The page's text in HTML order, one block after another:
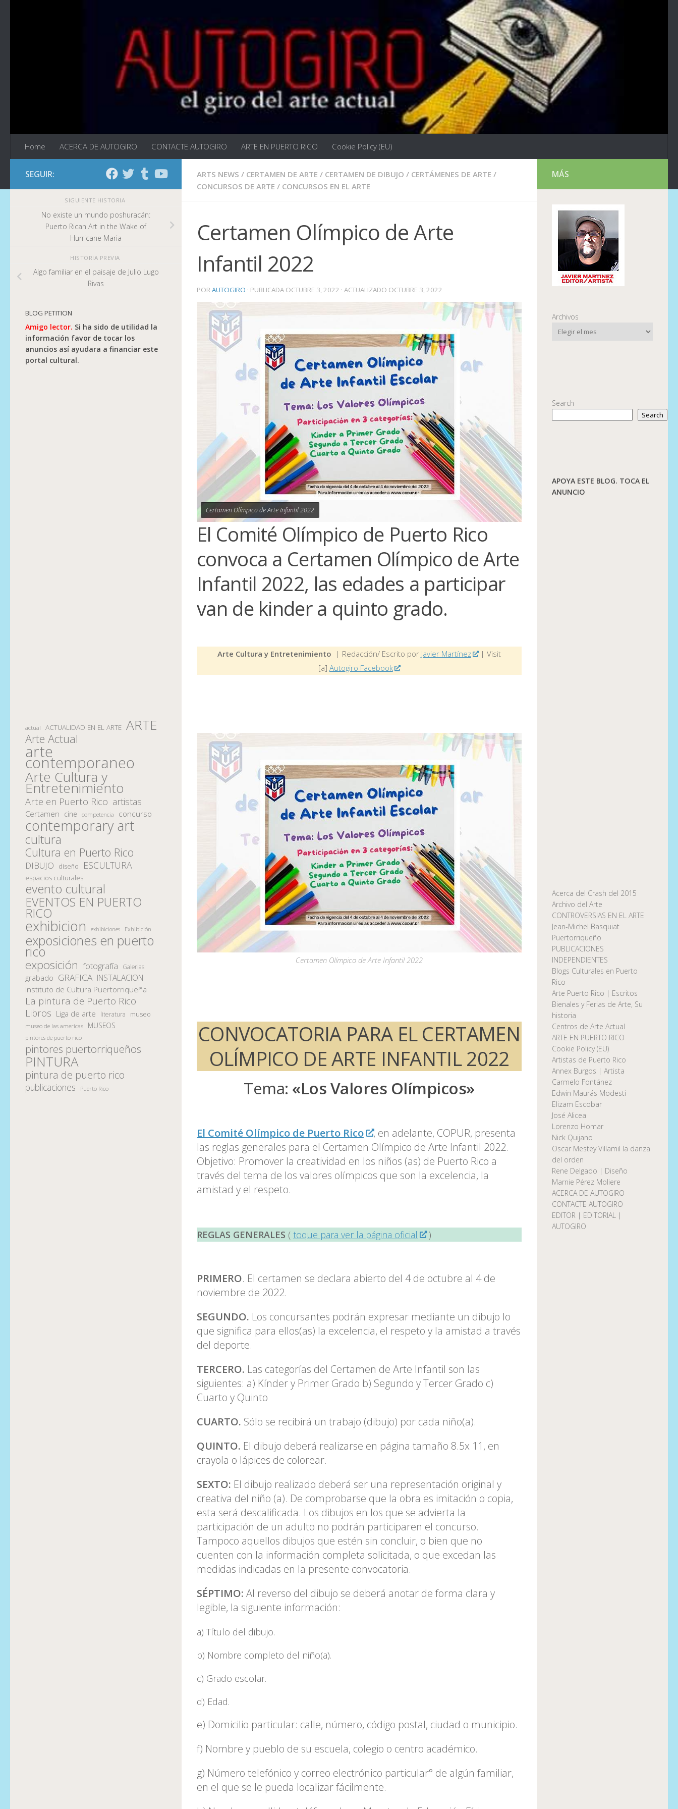
Home ACERCA DE AUTOGIRO CONTACTE AUTOGIRO ARTE EN PUERTO RICO Cookie Policy (EU)
ARTS NEWS / CERTAMEN DE ARTE / CERTAMEN DE DIBUJO / CERTÁMENES DE ARTE /
CONCURSOS DE ARTE / CONCURSOS EN EL ARTE
Certamen Olímpico de Arte
Infantil 2022
PORAUTOGIRO · PUBLICADA OCTUBRE 3, 2022 · ACTUALIZADO OCTUBRE 3, 2022
Certamen Olímpico de Arte Infantil 2022
El Comité Olímpico de Puerto Rico
convoca a Certamen Olímpico de Arte
Infantil 2022, las edades a participar
van de kinder a quinto grado.
Arte Cultura y Entretenimiento | Redacción/ Escrito por Javier Martínez
| Visit
[a] Autogiro Facebook
Certamen Olímpico de Arte Infantil 2022
CONVOCATORIA PARA EL CERTAMEN
OLÍMPICO DE ARTE INFANTIL 2022
Tema: «Los Valores Olímpicos»
El Comité Olímpico de Puerto Rico
, en adelante, COPUR, presenta
las reglas generales para el Certamen Olímpico de Arte Infantil 2022.
Objetivo: Promover la creatividad en los niños (as) de Puerto Rico a
través del tema de los valores olímpicos que son la excelencia, la
amistad y el respeto.
REGLAS GENERALES ( toque para ver la página oficial )
PRIMERO. El certamen se declara abierto del 4 de octubre al 4 de
noviembre de 2022.
SEGUNDO. Los concursantes podrán expresar mediante un dibujo lo
que significa para ellos(as) la excelencia, el respeto y la amistad a través
del deporte.
TERCERO. Las categorías del Certamen de Arte Infantil son las
siguientes: a) Kínder y Primer Grado b) Segundo y Tercer Grado c)
Cuarto y Quinto
CUARTO. Sólo se recibirá un trabajo (dibujo) por cada niño(a).
QUINTO. El dibujo deberá realizarse en página tamaño 8.5x 11, en
crayola o lápices de colorear.
SEXTO: El dibujo realizado deberá ser una representación original y
creativa del niño (a). De comprobarse que la obra es imitación o copia,
esta será descalificada. Los dibujos en los que se advierta la
participación de un adulto no podrán participaren el concurso.
Tampoco aquellos dibujos que estén sin concluir, o bien que no
cuenten con la información completa solicitada, o que excedan las
medidas indicadas en la presente convocatoria.
SÉPTIMO: Al reverso del dibujo se deberá anotar de forma clara y
legible, la siguiente información:
a) Título del dibujo.
b) Nombre completo del niño(a).
c) Grado escolar.
d) Edad.
e) Domicilio particular: calle, número, código postal, ciudad o municipio.
f) Nombre y pueblo de su escuela, colegio o centro académico.
g) Número telefónico y correo electrónico particular° de algún familiar,
en el que se le pueda localizar fácilmente.
SEGUIR:
SIGUIENTE HISTORIA
No existe un mundo poshuracán:
Puerto Rican Art in the Wake of
Hurricane Maria
HISTORIA PREVIA
Algo familiar en el paisaje de Julio Lugo
Rivas
BLOG PETITION
Amigo lector. Si ha sido de utilidad la
información favor de tocar los
anuncios así ayudara a financiar este
portal cultural.
actual ACTUALIDAD EN EL ARTE ARTE
Arte Actual
arte
contemporaneo
Arte Cultura y
Entretenimiento
Arte en Puerto Rico artistas
Certamen cine competencia concurso
contemporary art
cultura
Cultura en Puerto Rico
DIBUJO diseño ESCULTURA
espacios culturales
evento cultural
EVENTOS EN PUERTO
RICO
exhibicion exhibiciones Exhibición
exposiciones en puerto
rico
exposición fotografía Galerias
grabado GRAFICA INSTALACION
Instituto de Cultura Puertorriqueña
La pintura de Puerto Rico
Libros Liga de arte literatura museo
museo de las americas MUSEOS
pintores de puerto rico
pintores puertorriqueños
PINTURA
pintura de puerto rico
publicaciones Puerto Rico
MÁS
Archivos
Search
Search
APOYA ESTE BLOG. TOCA EL
ANUNCIO
Acerca del Crash del 2015
Archivo del Arte
CONTROVERSIAS EN EL ARTE
Jean-Michel Basquiat
Puertorriqueño
PUBLICACIONES
INDEPENDIENTES
Blogs Culturales en Puerto
Rico
Arte Puerto Rico | Escritos
Bienales y Ferias de Arte, Su
historia
Centros de Arte Actual
ARTE EN PUERTO RICO
Cookie Policy (EU)
Artistas de Puerto Rico
Annex Burgos | Artista
Carmelo Fontánez
Edwin Maurás Modesti
Elizam Escobar
José Alicea
Lorenzo Homar
Nick Quijano
Oscar Mestey Villamil la danza
del orden
Rene Delgado | Diseño
Marnie Pérez Moliere
ACERCA DE AUTOGIRO
CONTACTE AUTOGIRO
EDITOR | EDITORIAL |
AUTOGIRO